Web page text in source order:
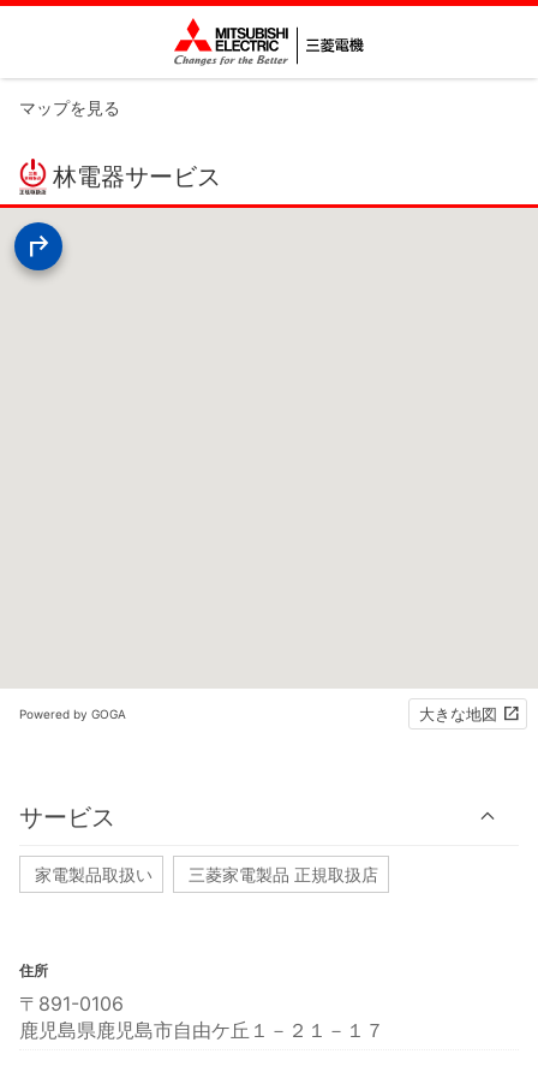
マップを見る
林電器サービス
Powered by GOGA 大きな地図
サービス
家電製品取扱い 三菱家電製品 正規取扱店
住所
〒891-0106
鹿児島県鹿児島市自由ケ丘１－２１－１７